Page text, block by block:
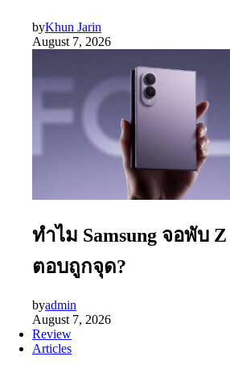
byKhun Jarin
August 7, 2026
ทำไม Samsung จอพับ
ตอบถูกจุด?
byadmin
August 7, 2026
Review
Articles